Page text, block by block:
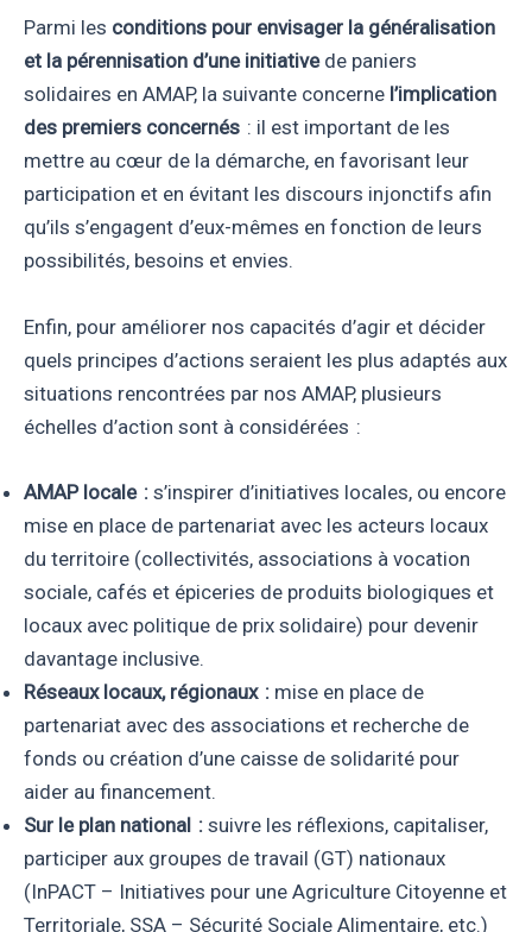
Parmi les conditions pour envisager la généralisation
et la pérennisation d’une initiativede paniers
solidaires en AMAP, la suivante concerne l’implication
des premiers concernés : il est important de les
mettre au cœur de la démarche, en favorisant leur
participation et en évitant les discours injonctifs afin
qu’ils s’engagent d’eux-mêmes en fonction de leurs
possibilités, besoins et envies.
Enfin, pour améliorer nos capacités d’agir et décider
quels principes d’actions seraient les plus adaptés aux
situations rencontrées par nos AMAP, plusieurs
échelles d’action sont à considérées :
AMAP locale : s’inspirer d’initiatives locales, ou encore
mise en place de partenariat avec les acteurs locaux
du territoire (collectivités, associations à vocation
sociale, cafés et épiceries de produits biologiques et
locaux avec politique de prix solidaire) pour devenir
davantage inclusive.
Réseaux locaux, régionaux : mise en place de
partenariat avec des associations et recherche de
fonds ou création d’une caisse de solidarité pour
aider au financement.
Sur le plan national : suivre les réflexions, capitaliser,
participer aux groupes de travail (GT) nationaux
(InPACT – Initiatives pour une Agriculture Citoyenne et
Territoriale, SSA – Sécurité Sociale Alimentaire, etc.)